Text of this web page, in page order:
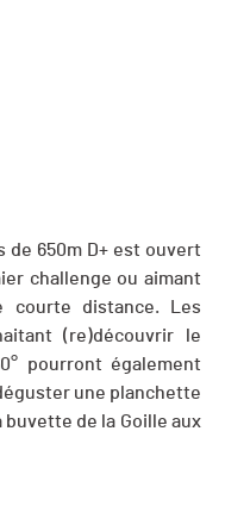
de 650m D+ est ouvert
challenge ou aimant
courte distance. Les
(re)découvrir le
pourront également
une planchette
de la Goille aux